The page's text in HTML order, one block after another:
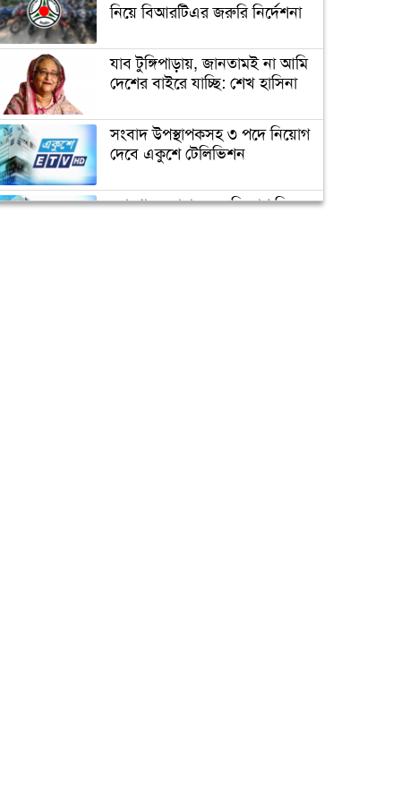
আমার প্রাক্তন হ্যান্ডসাম বলেই
আর কাউকে মনে ধরল না:
পোশাক ও বয়স নিয়ে ট্রোলের
নিয়ে বিআরটিএর জরুরি নির্দেশনা
যাব টুঙ্গিপাড়ায়, জানতামই না আমি
দেশের বাইরে যাচ্ছি: শেখ হাসিনা
সংবাদ উপস্থাপকসহ ৩ পদে নিয়োগ
দেবে একুশে টেলিভিশন
ক্যাম্পাস অ্যাম্বাসেডর নিয়োগ দিচ্ছে